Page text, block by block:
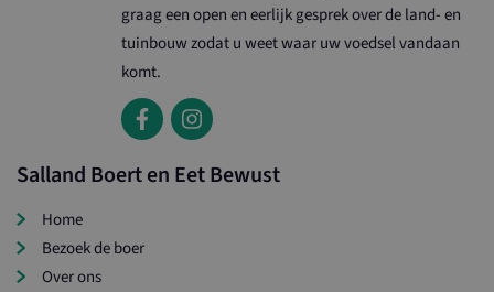
graag een open en eerlijk gesprek over de land- en
tuinbouw zodat u weet waar uw voedsel vandaan
komt.
Salland Boert en Eet Bewust
Home
Bezoek de boer
Over ons